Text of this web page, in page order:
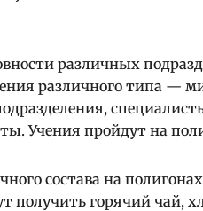
различных
различного типа —
Учения пройдут на
состава на
получить горячий чай,